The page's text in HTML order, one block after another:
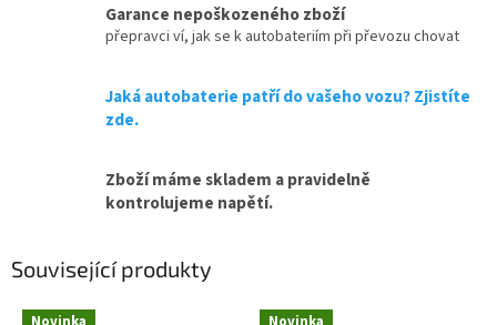
Garance nepoškozeného zboží
přepravci ví, jak se k autobateriím při převozu chovat
Jaká autobaterie patří do vašeho vozu? Zjistíte
zde.
Zboží máme skladem a pravidelně
kontrolujeme napětí.
Související produkty